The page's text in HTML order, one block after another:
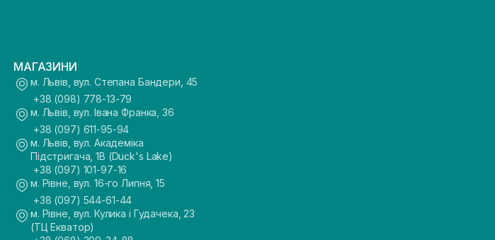
МАГАЗИНИ
м. Львів, вул. Степана Бандери, 45
+38 (098) 778-13-79
м. Львів, вул. Івана Франка, 36
+38 (097) 611-95-94
м. Львів, вул. Академіка
Підстригача, 1В (Duck's Lake)
+38 (097) 101-97-16
м. Рівне, вул. 16-го Липня, 15
+38 (097) 544-61-44
м. Рівне, вул. Кулика і Гудачека, 23
(ТЦ Екватор)